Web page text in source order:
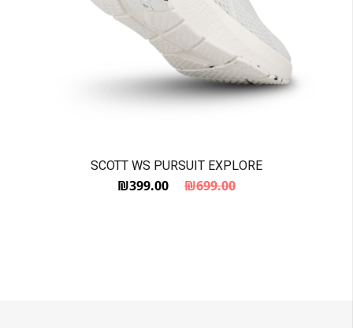
SCOTT WS PURSUIT EXPLORE
₪699.00 המחיר המקורי היה: ₪699.00.
₪399.00
המחיר הנוכחי הוא: ₪399.00.